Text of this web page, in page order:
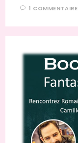
1 COMMENTAIRE